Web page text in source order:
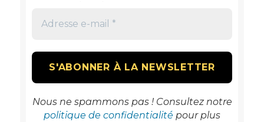
Nous ne spammons pas ! Consultez notre
politique de confidentialité pour plus